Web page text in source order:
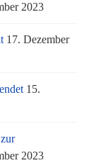
2023
17. Dezember
15.
2023